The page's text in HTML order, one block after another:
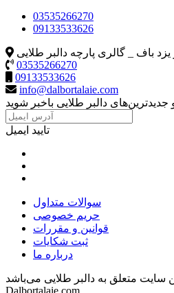
03535266270
09133533626
یزد باف _ گالری پارچه دالبر طلایی
03535266270
09133533626
info@dalbortalaie.com
تایید ایمیل
سوالات متداول
حریم خصوصی
قوانین و مقررات
ثبت شکایات
درباره ما
Dalbortalaie.com